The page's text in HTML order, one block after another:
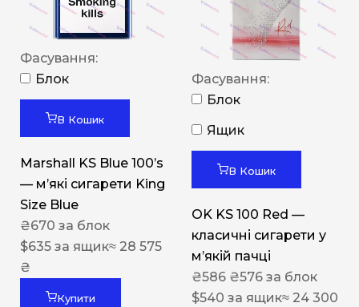
Фасування:
Блок
В Кошик
Marshall KS Blue 100’s
— м’які сигарети King
Size Blue
₴670 за блок
$635 за ящик≈ 28 575
₴
Купити
Фасування:
Блок
Ящик
В Кошик
OK KS 100 Red —
класичні сигарети у
м’якій пачці
₴586 ₴576 за блок
$540 за ящик≈ 24 300